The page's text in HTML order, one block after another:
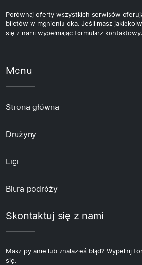
Porównaj oferty wszystkich serwisów
biletów w mgnieniu oka. Jeśli masz
się z nami wypełniając formularz kontaktowy.
Menu
Strona główna
Drużyny
Ligi
Biura podróży
Skontaktuj się z nami
Masz pytanie lub znalazłeś błąd? Wypełnij
się.